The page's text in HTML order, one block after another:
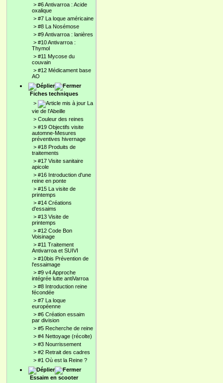
> #6 Antivarroa : Acide
oxalique
> #7 La loque américaine
> #8 La Nosémose
> #9 Antivarroa : lanières
> #10 Antivarroa :
Thymol
> #11 Mycose du
couvain
> #12 Médicament base
AO
Fiches techniques
>
La
vie de l'Abeille
> Couleur des reines
> #19 Objectifs visite
automne-Mesures
préventives hivernage
> #18 Produits de
traitements
> #17 Visite sanitaire
apicole
> #16 Introduction d'une
reine en ponte
> #15 La visite de
printemps
> #14 Créations
d'essaims
> #13 Visite de
printemps
> #12 Code Bon
Voisinage
> #11 Traitement
Antivarroa et SUIVI
> #10bis Prévention de
l'essaimage
> #9 v4 Approche
intégrée lutte antiVarroa
> #8 Introduction reine
fécondée
> #7 La loque
européenne
> #6 Création essaim
par division
> #5 Recherche de reine
> #4 Nettoyage (récolte)
> #3 Nourrissement
> #2 Retrait des cadres
> #1 Où est la Reine ?
Essaim en scooter